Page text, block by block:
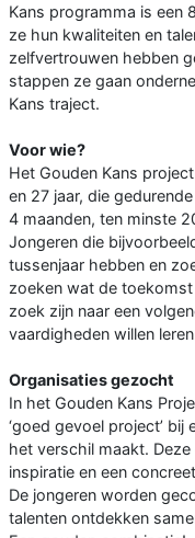
Kans programma is een
ze hun kwaliteiten en
zelfvertrouwen hebben
stappen ze gaan
Kans traject.
Voor wie?
Het Gouden Kans
en 27 jaar, die gedurende
4 maanden, ten minste
Jongeren die
tussenjaar hebben en
zoeken wat de
zoek zijn naar een
vaardigheden willen
Organisaties gezocht
In het Gouden Kans
‘goed gevoel project’
het verschil maakt.
inspiratie en een
De jongeren worden
talenten ontdekken